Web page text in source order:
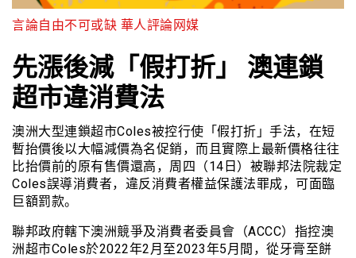
言論自由不可或缺 華人評論网媒
先漲後減「假打折」 澳連鎖
超市違消費法
澳洲大型連鎖超市Coles被控行使「假打折」手法，在短
暫抬價後以大幅減價為名促銷，而且實際上最新價格往往
比抬價前的原有售價還高，周四（14日）被聯邦法院裁定
Coles誤導消費者，違反消費者權益保護法罪成，可面臨
巨額罰款。
聯邦政府轄下澳洲競爭及消費者委員會（ACCC）指控澳
洲超市Coles於2022年2月至2023年5月間，從牙膏至餅